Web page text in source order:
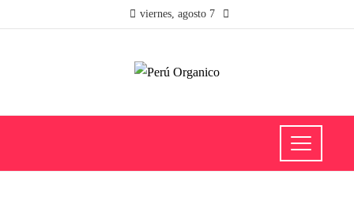
viernes, agosto 7